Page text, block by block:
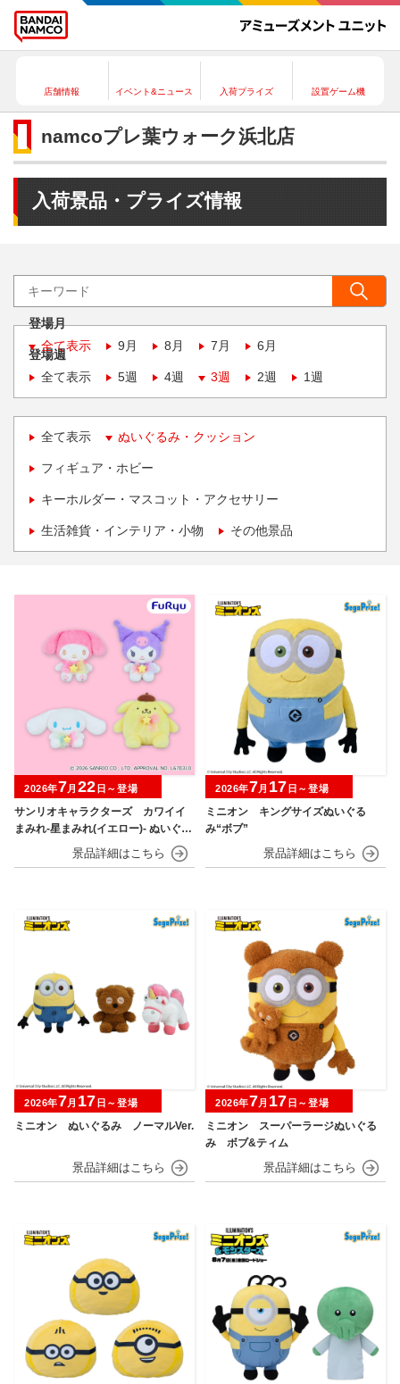
店舗情報 イベント&ニュース 入荷プライズ 設置ゲーム機
namcoプレ葉ウォーク浜北店
入荷景品・プライズ情報
登場月
全て表示
9月 8月 7月 6月
登場週
全て表示
5週 4週 3週 2週 1週
全て表示 ぬいぐるみ・クッション
フィギュア・ホビー
キーホルダー・マスコット・アクセサリー
生活雑貨・インテリア・小物 その他景品
サンリオキャラクターズ カワイイ
まみれ-星まみれ(イエロー)- ぬいぐる
2026年7月 22 日～登場
ミニオン キングサイズぬいぐる
み“ボブ”
2026年7月 17 日～登場
ミニオン ぬいぐるみ ノーマルVer.
2026年7月 17 日～登場
ミニオン スーパーラージぬいぐる
み ボブ&ティム
2026年7月 17 日～登場